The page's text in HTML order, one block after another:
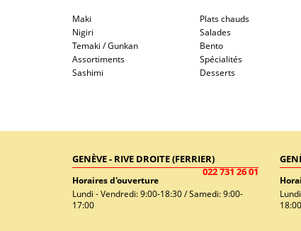
Maki
Nigiri
Temaki / Gunkan
Assortiments
Sashimi
Plats chauds
Salades
Bento
Spécialités
Desserts
GENÈVE - RIVE DROITE (FERRIER)
022 731 26 01
Horaires d'ouverture
Lundi - Vendredi: 9:00-18:30 / Samedi: 9:00-
17:00
18:00